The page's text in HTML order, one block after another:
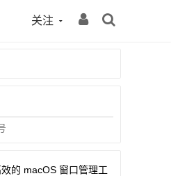
关注
的 macOS 窗口管理工